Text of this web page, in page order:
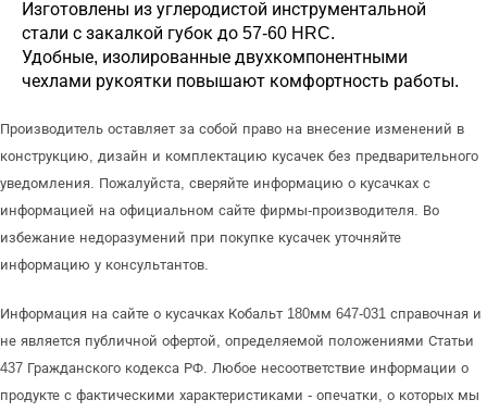
Изготовлены из углеродистой инструментальной
стали с закалкой губок до 57-60 HRC.
Удобные, изолированные двухкомпонентными
чехлами рукоятки повышают комфортность работы.
Производитель оставляет за собой право на внесение изменений в
конструкцию, дизайн и комплектацию кусачек без предварительного
уведомления. Пожалуйста, сверяйте информацию о кусачках с
информацией на официальном сайте фирмы-производителя. Во
избежание недоразумений при покупке кусачек уточняйте
информацию у консультантов.
Информация на сайте о кусачках Кобальт 180мм 647-031 справочная и
не является публичной офертой, определяемой положениями Статьи
437 Гражданского кодекса РФ. Любое несоответствие информации о
продукте с фактическими характеристиками - опечатки, о которых мы